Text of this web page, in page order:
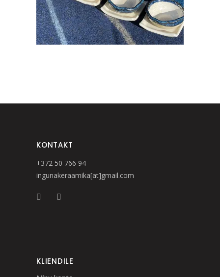
KONTAKT
+372 50 766 94
ingunakeraamika[at]gmail.com
KLIENDILE